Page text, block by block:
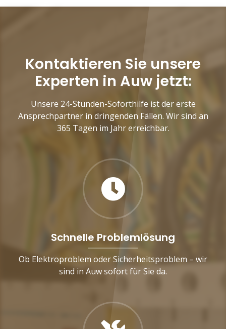
Kontaktieren Sie unsere
Experten in Auw jetzt:
Unsere 24-Stunden-Soforthilfe ist der erste
Ansprechpartner in dringenden Fällen. Wir sind an
365 Tagen im Jahr erreichbar.
Schnelle Problemlösung
Ob Elektroproblem oder Sicherheitsproblem – wir
sind in Auw sofort für Sie da.